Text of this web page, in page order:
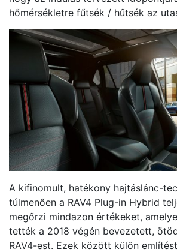
hőmérsékletre fűtsék / hűtsék az
A kifinomult, hatékony hajtáslánc-
túlmenően a RAV4 Plug-in Hybrid
megőrzi mindazon értékeket,
tették a 2018 végén bevezetett,
RAV4-est. Ezek között külön